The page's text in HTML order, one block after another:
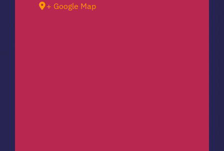
+ Google Map